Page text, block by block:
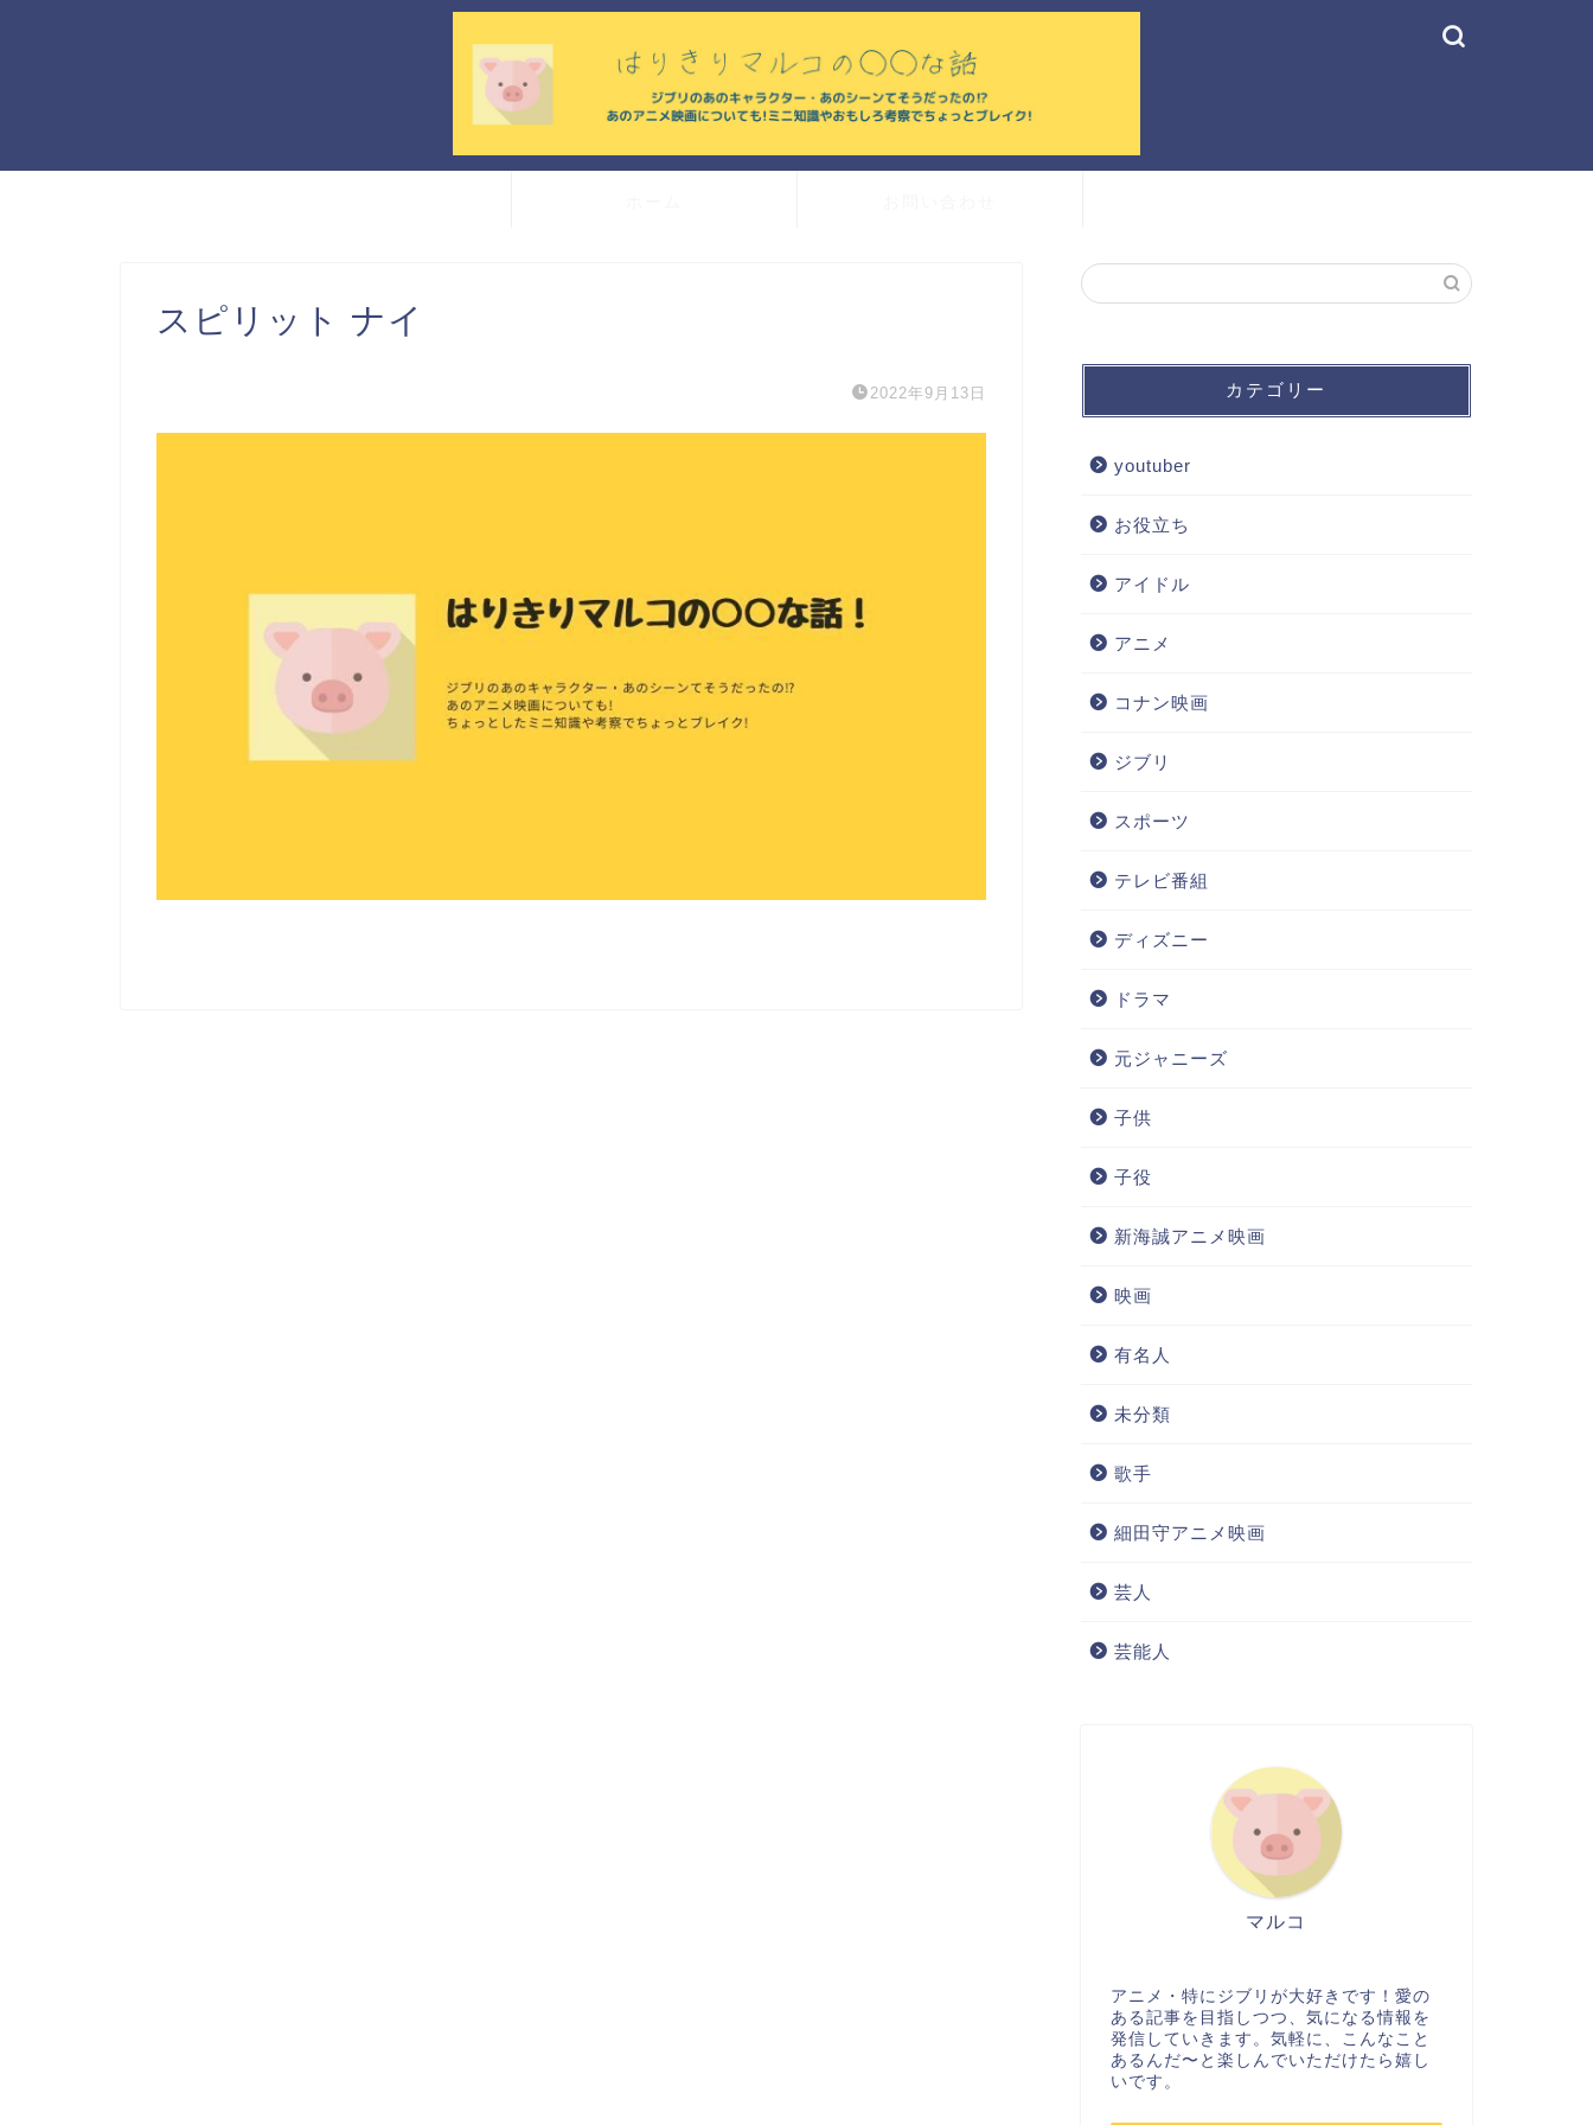
スピリット ナイ
2022年9月13日 カテゴリー
youtuber
お役立ち
アイドル
アニメ
コナン映画
ジブリ
スポーツ
テレビ番組
ディズニー
ドラマ
元ジャニーズ
子供
子役
新海誠アニメ映画
映画
有名人
未分類
歌手
細田守アニメ映画
芸人
芸能人
マルコ
アニメ・特にジブリが大好きです！愛の
ある記事を目指しつつ、気になる情報を
発信していきます。気軽に、こんなこと
あるんだ〜と楽しんでいただけたら嬉し
いです。